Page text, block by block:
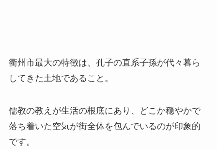
衢州市最大の特徴は、孔子の直系子孫が代々暮ら
してきた土地であること。
儒教の教えが生活の根底にあり、どこか穏やかで
落ち着いた空気が街全体を包んでいるのが印象的
です。